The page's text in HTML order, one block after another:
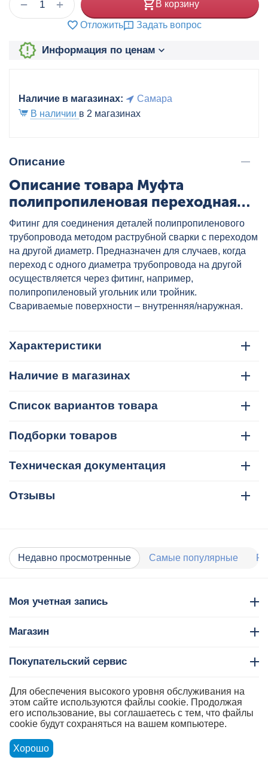
+
− В корзину
Отложить Задать вопрос
Информация по ценам
Наличие в магазинах:
Самара
В наличии в 2 магазинах
Описание
Описание товара Муфта
полипропиленовая переходная
ВН/НР 40x25 бел. VALTEC,
артикул: VTp.704.0.040025
Фитинг для соединения деталей полипропиленового
трубопровода методом раструбной сварки с переходом
на другой диаметр. Предназначен для случаев, когда
переход с одного диаметра трубопровода на другой
осуществляется через фитинг, например,
полипропиленовый угольник или тройник.
Свариваемые поверхности – внутренняя/наружная.
Характеристики
Наличие в магазинах
Список вариантов товара
Подборки товаров
Техническая документация
Отзывы
Недавно просмотренные Самые популярные
Моя учетная запись
Магазин
Покупательский сервис
Контакты
Для обеспечения высокого уровня обслуживания на
этом сайте используются файлы cookie. Продолжая
его использование, вы соглашаетесь с тем, что файлы
cookie будут сохраняться на вашем компьютере.
Хорошо